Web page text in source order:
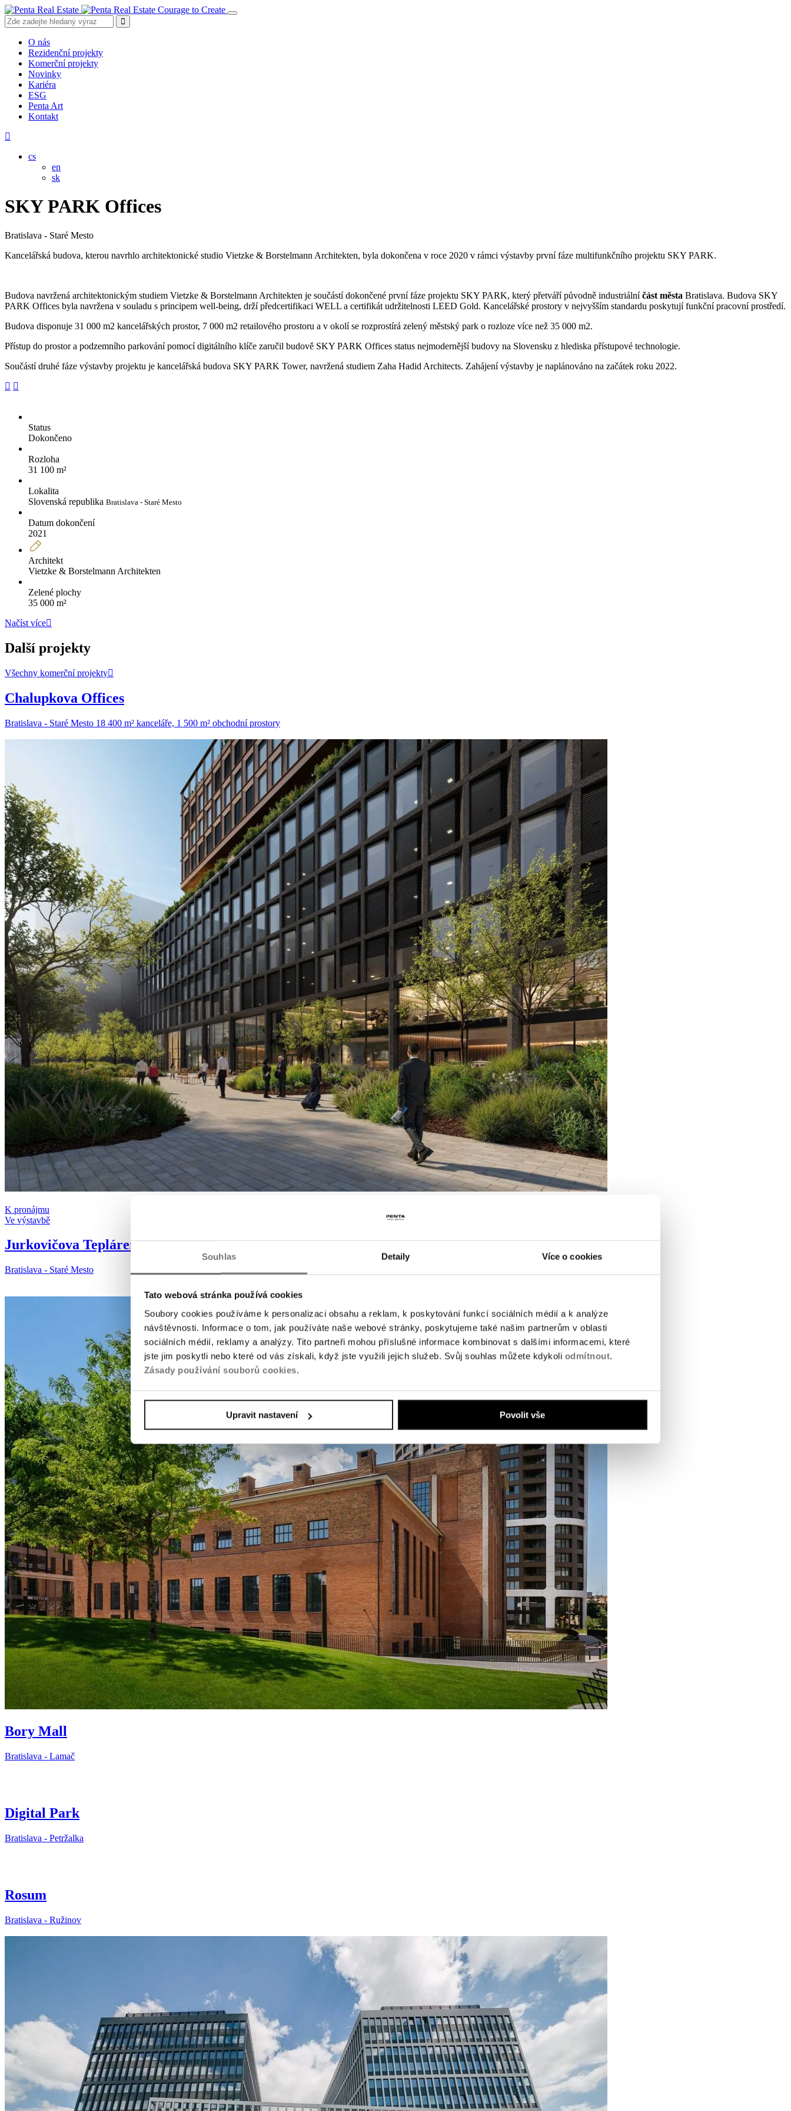
Souhlas Detaily Více o cookies
Tato webová stránka používá cookies
Soubory cookies používáme k personalizaci obsahu a reklam, k poskytování funkcí sociálních médií a k analýze
návštěvnosti. Informace o tom, jak používáte naše webové stránky, poskytujeme také našim partnerům v oblasti
sociálních médií, reklamy a analýzy. Tito partneři mohou příslušné informace kombinovat s dalšími informacemi, které
jste jim poskytli nebo které od vás získali, když jste využili jejich služeb. Svůj souhlas můžete kdykoli odmítnout.
Zásady používání souborů cookies.
Upravit nastavení Povolit vše
Courage to Create
O nás
Rezidenční projekty
Komerční projekty
Novinky
Kariéra
ESG
Penta Art
Kontakt
cs
en
sk
SKY PARK Offices
Bratislava - Staré Mesto
Kancelářská budova, kterou navrhlo architektonické studio Vietzke & Borstelmann Architekten, byla dokončena v roce 2020 v rámci výstavby první fáze multifunkčního projektu SKY PARK.
Budova navržená architektonickým studiem Vietzke & Borstelmann Architekten je součástí dokončené první fáze projektu SKY PARK, který přetváří původně industriálníčást města Bratislava. Budova SKY
PARK Offices byla navržena v souladu s principem well-being, drží předcertifikaci WELL a certifikát udržitelnosti LEED Gold. Kancelářské prostory v nejvyšším standardu poskytují funkční pracovní prostředí.
Budova disponuje 31 000 m2 kancelářských prostor, 7 000 m2 retailového prostoru a v okolí se rozprostírá zelený městský park o rozloze více než 35 000 m2.
Přístup do prostor a podzemního parkování pomocí digitálního klíče zaručil budově SKY PARK Offices status nejmodernější budovy na Slovensku z hlediska přístupové technologie.
Součástí druhé fáze výstavby projektu je kancelářská budova SKY PARK Tower, navržená studiem Zaha Hadid Architects. Zahájení výstavby je naplánováno na začátek roku 2022.
Status
Dokončeno
Rozloha
31 100 m²
Lokalita
Slovenská republika Bratislava - Staré Mesto
Datum dokončení
2021
Architekt
Vietzke & Borstelmann Architekten
Zelené plochy
35 000 m²
Načíst více
Další projekty
Všechny komerční projekty
Chalupkova Offices
Bratislava - Staré Mesto 18 400 m² kanceláře, 1 500 m² obchodní prostory
K pronájmu
Ve výstavbě
Jurkovičova Tepláreň
Bratislava - Staré Mesto
Bory Mall
Bratislava - Lamač
Digital Park
Bratislava - Petržalka
Rosum
Bratislava - Ružinov